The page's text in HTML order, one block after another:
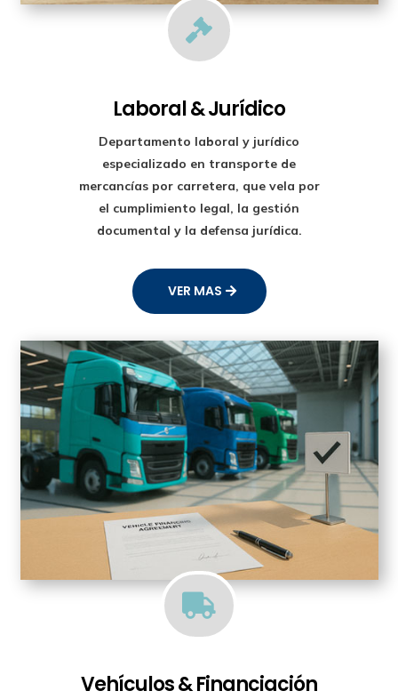

Laboral & Jurídico
Departamento laboral y jurídico
especializado en transporte de
mercancías por carretera, que vela por
el cumplimiento legal, la gestión
documental y la defensa jurídica.
VER MAS

Vehículos & Financiación